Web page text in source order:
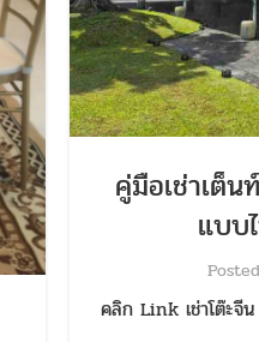
คู่มือเช่าเต็
แบบ
คลิก Link เช่าโต๊ะจีน